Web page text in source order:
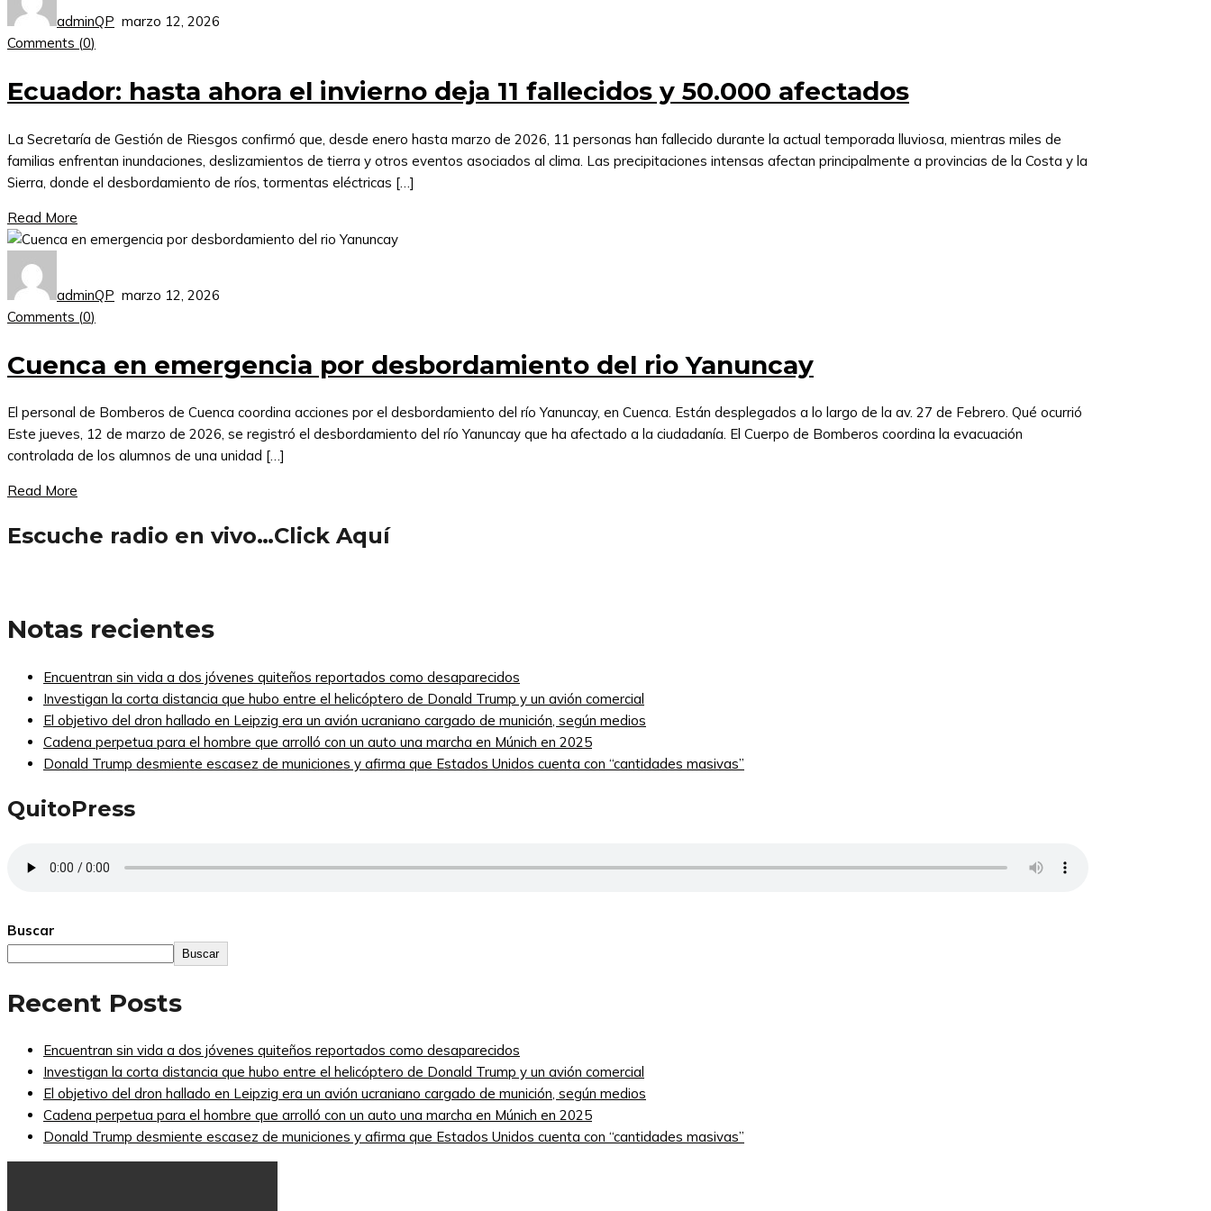
adminQP marzo 12, 2026
Comments (0)
Ecuador: hasta ahora el invierno deja 11 fallecidos y 50.000 afectados
La Secretaría de Gestión de Riesgos confirmó que, desde enero hasta marzo de 2026, 11 personas han fallecido durante la actual temporada lluviosa, mientras miles de
familias enfrentan inundaciones, deslizamientos de tierra y otros eventos asociados al clima. Las precipitaciones intensas afectan principalmente a provincias de la Costa y la
Sierra, donde el desbordamiento de ríos, tormentas eléctricas […]
Read More
adminQP marzo 12, 2026
Comments (0)
Cuenca en emergencia por desbordamiento del rio Yanuncay
El personal de Bomberos de Cuenca coordina acciones por el desbordamiento del río Yanuncay, en Cuenca. Están desplegados a lo largo de la av. 27 de Febrero. Qué ocurrió
Este jueves, 12 de marzo de 2026, se registró el desbordamiento del río Yanuncay que ha afectado a la ciudadanía. El Cuerpo de Bomberos coordina la evacuación
controlada de los alumnos de una unidad […]
Read More
Escuche radio en vivo…Click Aquí
Notas recientes
Encuentran sin vida a dos jóvenes quiteños reportados como desaparecidos
Investigan la corta distancia que hubo entre el helicóptero de Donald Trump y un avión comercial
El objetivo del dron hallado en Leipzig era un avión ucraniano cargado de munición, según medios
Cadena perpetua para el hombre que arrolló con un auto una marcha en Múnich en 2025
Donald Trump desmiente escasez de municiones y afirma que Estados Unidos cuenta con “cantidades masivas”
QuitoPress
Buscar
Buscar
Recent Posts
Encuentran sin vida a dos jóvenes quiteños reportados como desaparecidos
Investigan la corta distancia que hubo entre el helicóptero de Donald Trump y un avión comercial
El objetivo del dron hallado en Leipzig era un avión ucraniano cargado de munición, según medios
Cadena perpetua para el hombre que arrolló con un auto una marcha en Múnich en 2025
Donald Trump desmiente escasez de municiones y afirma que Estados Unidos cuenta con “cantidades masivas”